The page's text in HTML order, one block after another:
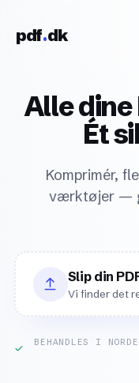
pdf dk
Alle
Ét
Komprimér,
værktøjer —
Slip din
Vi finder det
BEHANDLES I